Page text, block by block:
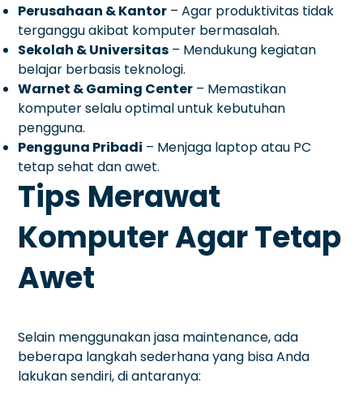
Perusahaan & Kantor – Agar produktivitas tidak
terganggu akibat komputer bermasalah.
Sekolah & Universitas – Mendukung kegiatan
belajar berbasis teknologi.
Warnet & Gaming Center – Memastikan
komputer selalu optimal untuk kebutuhan
pengguna.
Pengguna Pribadi – Menjaga laptop atau PC
tetap sehat dan awet.
Tips Merawat
Komputer Agar Tetap
Awet
Selain menggunakan jasa maintenance, ada
beberapa langkah sederhana yang bisa Anda
lakukan sendiri, di antaranya: